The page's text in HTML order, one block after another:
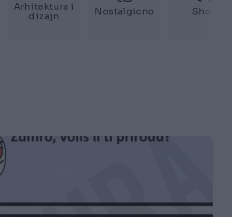
Arhitektura i
dizajn
Nostalgicno Show